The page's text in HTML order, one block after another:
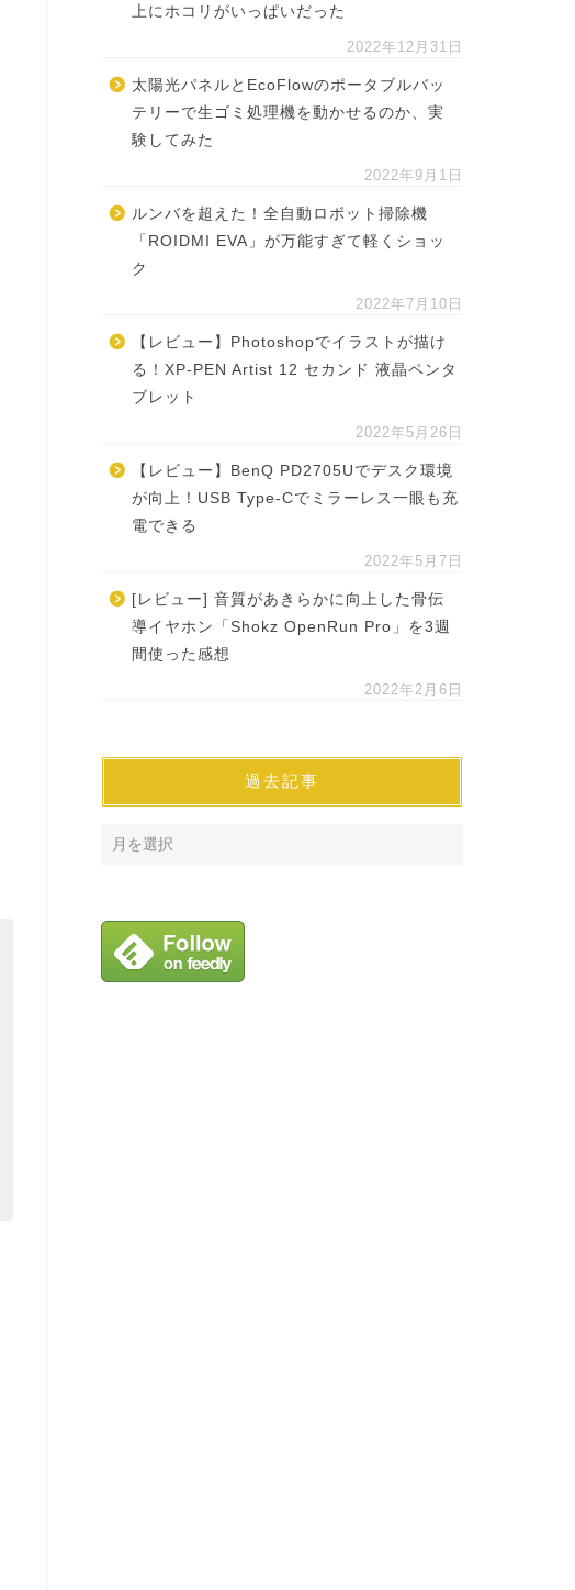
上にホコリがいっぱいだった
2022年12月31日
太陽光パネルとEcoFlowのポータブルバッ
テリーで生ゴミ処理機を動かせるのか、実
験してみた
2022年9月1日
ルンバを超えた！全自動ロボット掃除機
「ROIDMI EVA」が万能すぎて軽くショッ
ク
2022年7月10日
【レビュー】Photoshopでイラストが描け
る！XP-PEN Artist 12 セカンド 液晶ペンタ
ブレット
2022年5月26日
【レビュー】BenQ PD2705Uでデスク環境
が向上！USB Type-Cでミラーレス一眼も充
電できる
2022年5月7日
[レビュー] 音質があきらかに向上した骨伝
導イヤホン「Shokz OpenRun Pro」を3週
間使った感想
2022年2月6日
過去記事